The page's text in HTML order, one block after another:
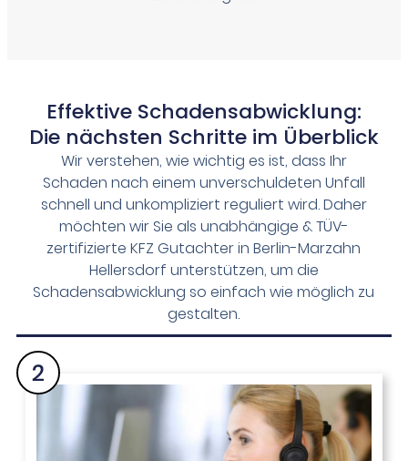
Effektive Schadensabwicklung:
Die nächsten Schritte im Überblick
Wir verstehen, wie wichtig es ist, dass Ihr
Schaden nach einem unverschuldeten Unfall
schnell und unkompliziert reguliert wird. Daher
möchten wir Sie als unabhängige & TÜV-
zertifizierte KFZ Gutachter in Berlin-Marzahn
Hellersdorf unterstützen, um die
Schadensabwicklung so einfach wie möglich zu
gestalten.